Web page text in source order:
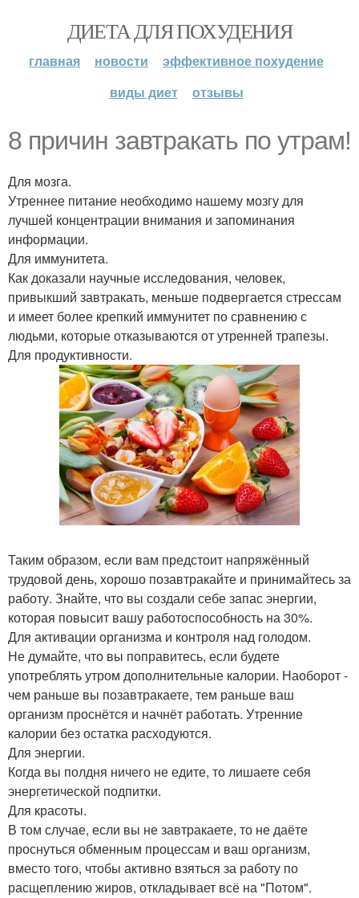
ДИЕТА ДЛЯ ПОХУДЕНИЯ
главная новости
эффективное похудение
виды диет
отзывы
8 причин завтракать по утрам!
Для мозга.
Утреннее питание необходимо нашему мозгу для
лучшей концентрации внимания и запоминания
информации.
Для иммунитета.
Как доказали научные исследования, человек,
привыкший завтракать, меньше подвергается стрессам
и имеет более крепкий иммунитет по сравнению с
людьми, которые отказываются от утренней трапезы.
Для продуктивности.
Таким образом, если вам предстоит напряжённый
трудовой день, хорошо позавтракайте и принимайтесь за
работу. Знайте, что вы создали себе запас энергии,
которая повысит вашу работоспособность на 30%.
Для активации организма и контроля над голодом.
Не думайте, что вы поправитесь, если будете
употреблять утром дополнительные калории. Наоборот -
чем раньше вы позавтракаете, тем раньше ваш
организм проснётся и начнёт работать. Утренние
калории без остатка расходуются.
Для энергии.
Когда вы полдня ничего не едите, то лишаете себя
энергетической подпитки.
Для красоты.
В том случае, если вы не завтракаете, то не даёте
проснуться обменным процессам и ваш организм,
вместо того, чтобы активно взяться за работу по
расщеплению жиров, откладывает всё на "Потом".